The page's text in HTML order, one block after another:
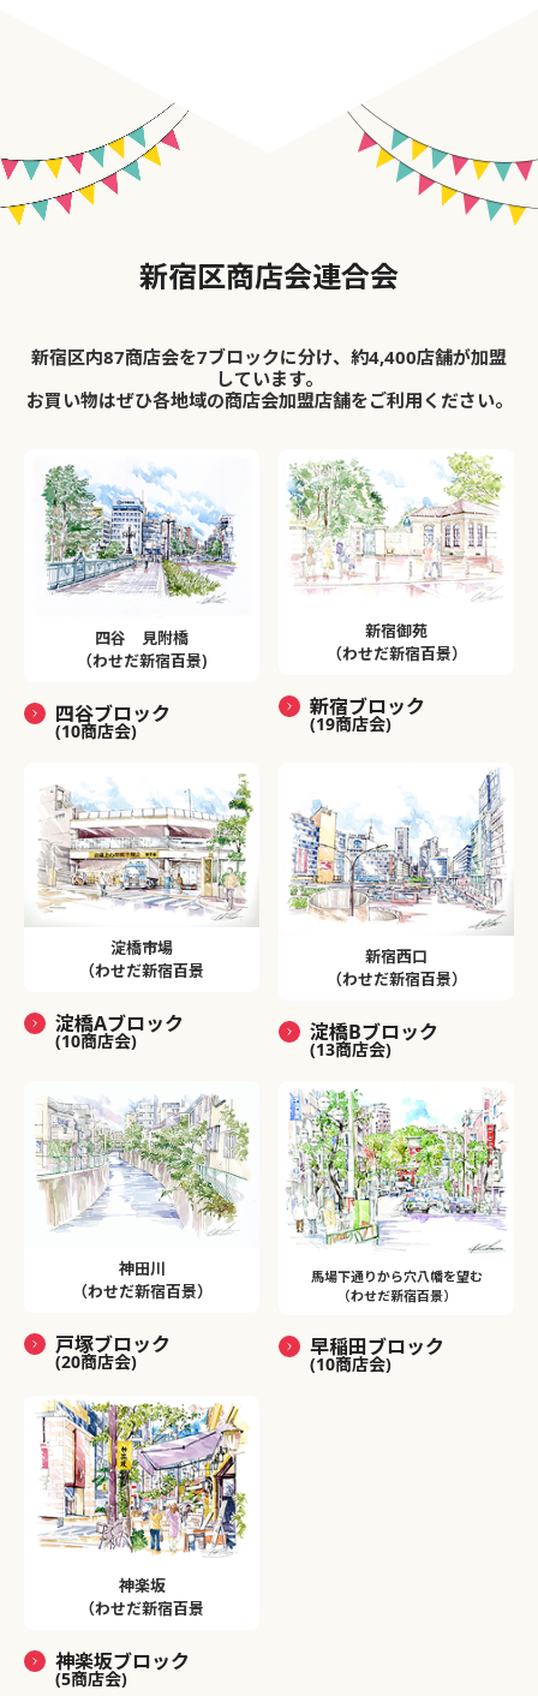
新宿区商店会連合会
新宿区内87商店会を7ブロックに分け、約4,400店舗が加盟
しています。
お買い物はぜひ各地域の商店会加盟店舗をご利用ください。
四谷 見附橋
（わせだ新宿百景)
四谷ブロック
(10商店会)
新宿御苑
（わせだ新宿百景）
新宿ブロック
(19商店会)
淀橋市場
（わせだ新宿百景
淀橋Aブロック
(10商店会)
新宿西口
（わせだ新宿百景）
淀橋Bブロック
(13商店会)
神田川
（わせだ新宿百景）
戸塚ブロック
(20商店会)
馬場下通りから穴八幡を望む
（わせだ新宿百景）
早稲田ブロック
(10商店会)
神楽坂
（わせだ新宿百景
神楽坂ブロック
(5商店会)